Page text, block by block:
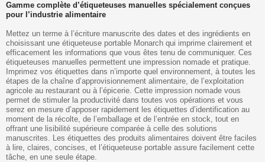
Gamme complète d’étiqueteuses manuelles spécialement conçues
pour l’industrie alimentaire
Mettez un terme à l’écriture manuscrite des dates et des ingrédients en
choisissant une étiqueteuse portable Monarch qui imprime clairement et
efficacement les informations que vous êtes tenu de communiquer. Ces
étiqueteuses manuelles permettent une impression nomade et pratique.
Imprimez vos étiquettes dans n’importe quel environnement, à toutes les
étapes de la chaîne d’approvisionnement alimentaire, de l’exploitation
agricole au restaurant ou à l’épicerie. Cette impression nomade vous
permet de stimuler la productivité dans toutes vos opérations et vous
serez en mesure d’apposer rapidement les étiquettes d’identification au
moment de la récolte, de l’emballage et de l’entrée en stock, tout en
offrant une lisibilité supérieure comparée à celle des solutions
manuscrites. Les étiquettes des produits alimentaires doivent être faciles
à lire, claires, concises, et l’étiqueteuse portable assure facilement cette
tâche, en une seule étape.